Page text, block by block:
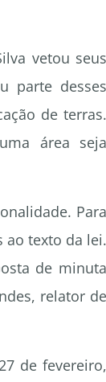
vetou seus
parte desses
de terras.
área seja
Para
ao texto da lei.
de minuta
relator de
de fevereiro,